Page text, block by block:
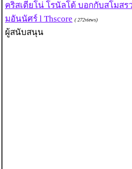
คริสเตียโน่ โรนัลโด้ บอกกับสโมส
มอันนัศร์ l Thscore ( 272views)
ผู้สนับสนุน